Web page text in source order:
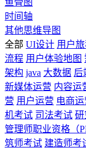
鱼骨图
时间轴
其他思维导图
全部 UI设计 用户
流程 用户体验地图
架构 java 大数据 后
新媒体运营 内容运
营 用户运营 电商运
机考试 司法考试 研
管理师职业资格（
筑师考试 建造师考